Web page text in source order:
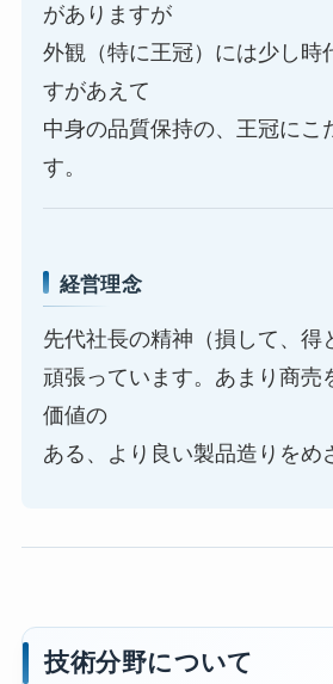
がありますが
外観（特に王冠）には少し時
すがあえて
中身の品質保持の、王冠にこ
す。
経営理念
先代社長の精神（損して、得
頑張っています。あまり商売
価値の
ある、より良い製品造りをめ
技術分野について